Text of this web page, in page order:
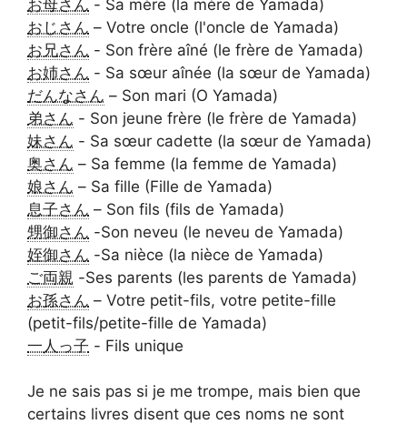
お母さん - Sa mère (la mère de Yamada)
おじさん – Votre oncle (l'oncle de Yamada)
お兄さん - Son frère aîné (le frère de Yamada)
お姉さん - Sa sœur aînée (la sœur de Yamada)
だんなさん – Son mari (O Yamada)
弟さん - Son jeune frère (le frère de Yamada)
妹さん - Sa sœur cadette (la sœur de Yamada)
奥さん – Sa femme (la femme de Yamada)
娘さん – Sa fille (Fille de Yamada)
息子さん – Son fils (fils de Yamada)
甥御さん -Son neveu (le neveu de Yamada)
姪御さん -Sa nièce (la nièce de Yamada)
ご両親 -Ses parents (les parents de Yamada)
お孫さん – Votre petit-fils, votre petite-fille
(petit-fils/petite-fille de Yamada)
一人っ子 - Fils unique
Je ne sais pas si je me trompe, mais bien que
certains livres disent que ces noms ne sont